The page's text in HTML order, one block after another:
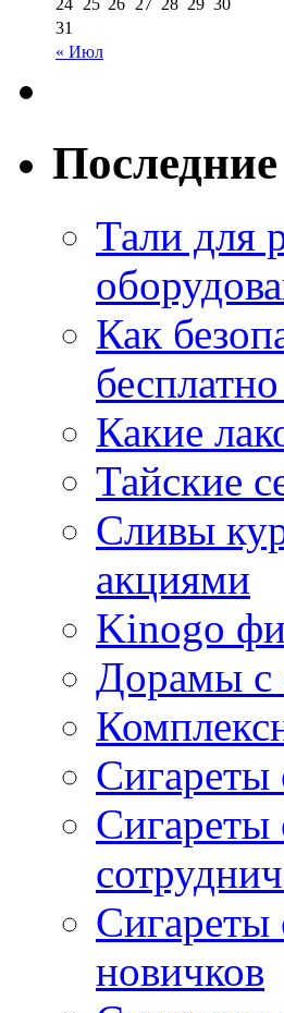
« Июл
24 25 26 27 28 29 30
31
Тали для
Как
Какие
Тайские
Сливы
акциями
Kinogo
Дорамы с
Сигареты
Сигареты
новичков